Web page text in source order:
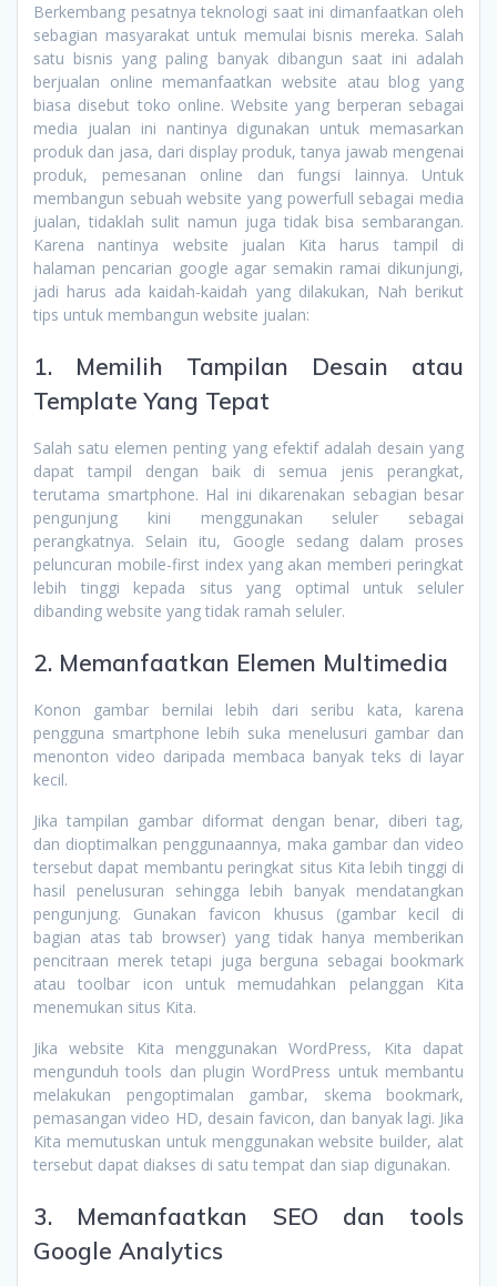
Berkembang pesatnya teknologi saat ini dimanfaatkan oleh
sebagian masyarakat untuk memulai bisnis mereka. Salah
satu bisnis yang paling banyak dibangun saat ini adalah
berjualan online memanfaatkan website atau blog yang
biasa disebut toko online. Website yang berperan sebagai
media jualan ini nantinya digunakan untuk memasarkan
produk dan jasa, dari display produk, tanya jawab mengenai
produk, pemesanan online dan fungsi lainnya. Untuk
membangun sebuah website yang powerfull sebagai media
jualan, tidaklah sulit namun juga tidak bisa sembarangan.
Karena nantinya website jualan Kita harus tampil di
halaman pencarian google agar semakin ramai dikunjungi,
jadi harus ada kaidah-kaidah yang dilakukan, Nah berikut
tips untuk membangun website jualan:
1. Memilih Tampilan Desain atau
Template Yang Tepat
Salah satu elemen penting yang efektif adalah desain yang
dapat tampil dengan baik di semua jenis perangkat,
terutama smartphone. Hal ini dikarenakan sebagian besar
pengunjung kini menggunakan seluler sebagai
perangkatnya. Selain itu, Google sedang dalam proses
peluncuran mobile-first index yang akan memberi peringkat
lebih tinggi kepada situs yang optimal untuk seluler
dibanding website yang tidak ramah seluler.
2. Memanfaatkan Elemen Multimedia
Konon gambar bernilai lebih dari seribu kata, karena
pengguna smartphone lebih suka menelusuri gambar dan
menonton video daripada membaca banyak teks di layar
kecil.
Jika tampilan gambar diformat dengan benar, diberi tag,
dan dioptimalkan penggunaannya, maka gambar dan video
tersebut dapat membantu peringkat situs Kita lebih tinggi di
hasil penelusuran sehingga lebih banyak mendatangkan
pengunjung. Gunakan favicon khusus (gambar kecil di
bagian atas tab browser) yang tidak hanya memberikan
pencitraan merek tetapi juga berguna sebagai bookmark
atau toolbar icon untuk memudahkan pelanggan Kita
menemukan situs Kita.
Jika website Kita menggunakan WordPress, Kita dapat
mengunduh tools dan plugin WordPress untuk membantu
melakukan pengoptimalan gambar, skema bookmark,
pemasangan video HD, desain favicon, dan banyak lagi. Jika
Kita memutuskan untuk menggunakan website builder, alat
tersebut dapat diakses di satu tempat dan siap digunakan.
3. Memanfaatkan SEO dan tools
Google Analytics